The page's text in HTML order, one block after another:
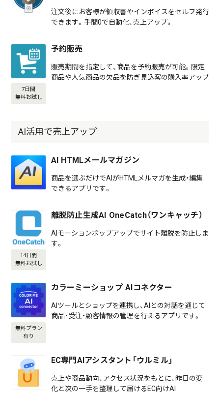
注文後にお客様が領収書やインボイスをセルフ発行
できます。手間0で自動化、売上アップ。
7日間
無料お試し
予約販売
販売期間を指定して、商品を予約販売が可能。限定
商品や人気商品の欠品を防ぎ見込客の購入率アップ
AI活用で売上アップ
AI HTMLメールマガジン
商品を選ぶだけでAIがHTMLメルマガを生成・編集
できるアプリです。
14日間
無料お試し
離脱防止生成AI OneCatch（ワンキャッチ）
AIモーションポップアップでサイト離脱を防止しま
す。
無料プラン
有り
カラーミーショップ AIコネクター
AIツールとショップを連携し、AIとの対話を通じて
商品・受注・顧客情報の管理を行えるアプリです。
EC専門AIアシスタント「ウルミル」
売上や商品動向、アクセス状況をもとに、昨日の変
化と次の一手を整理して届けるEC向けAI